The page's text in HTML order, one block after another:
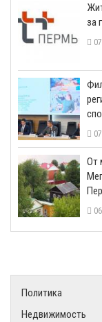
за
От
Политика
Недвижимость